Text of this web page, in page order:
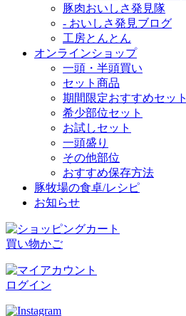
豚肉おいしさ発見隊
- おいしさ発見ブログ
工房とんとん
オンラインショップ
一頭・半頭買い
セット商品
期間限定おすすめセット
希少部位セット
お試しセット
一頭盛り
その他部位
おすすめ保存方法
豚牧場の食卓/レシピ
お知らせ
買い物かご
ログイン